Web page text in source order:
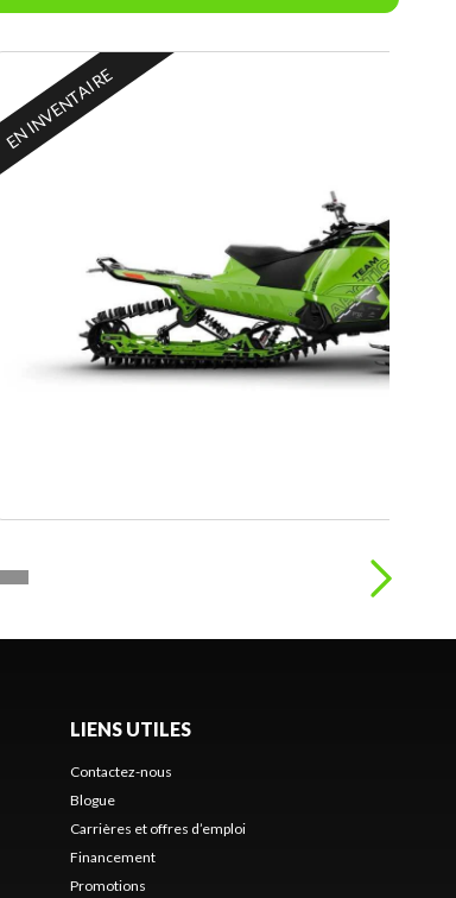
EN INVENTAIRE
LIENS UTILES
Contactez-nous
Blogue
Carrières et offres d’emploi
Financement
Promotions